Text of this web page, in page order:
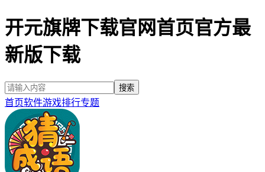
开元旗牌下载官网首页官方最
新版下载
首页软件游戏排行专题